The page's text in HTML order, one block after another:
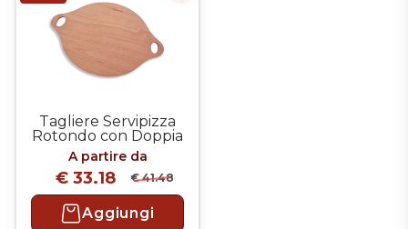
Tagliere Servipizza
Rotondo con Doppia
Impugnatura
A partire da
€ 33.18 € 41.48
Aggiungi